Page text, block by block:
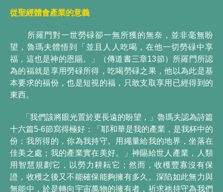
從聖經體會產業的意義
所羅門對一世勞碌卻一無所獲的無奈，並非毫無盼
望，魯瑪夫體悟到「並且人人吃喝，在他一切勞碌中享
福，這也是神的恩賜。」（傳道書三章13節）所羅門所認
為的福就是享用勞碌所得，吃喝勞碌之果，他以為此是基
本要求的福份，也是短視的福，只敢支取享用已經得到的
東西。
「我們該將眼光置於更長遠的盼望，」魯瑪夫認為詩篇
十六篇5-6節寫得極好：「耶和華是我的產業，是我杯中的
份；我所得的，你為我持守。用繩量給我的地界，坐落在
佳美之處；我的產業實在美好。」神賜給世人產業，人類
用智慧規劃它，以勞力耕耘它；然而，收穫豐寡沒有保
證，收穫之後又不能確保能夠擁有多久。深陷如此無力與
無能中，於是轉向宇宙萬物的擁有者，祈求祂持守為我們